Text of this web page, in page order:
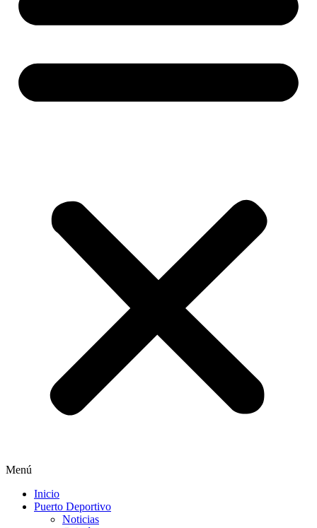
Menú
Inicio
Puerto Deportivo
Noticias